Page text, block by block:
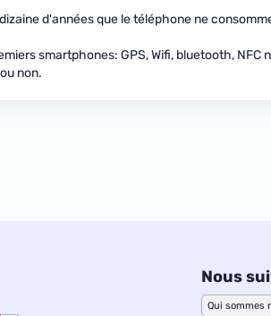
d'années que le téléphone ne
smartphones: GPS, Wifi, bluetooth,
non.
Nous
Qui sommes